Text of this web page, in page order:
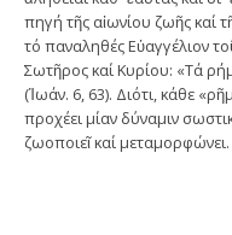
πηγή τῆς αἰωνίου ζωῆς καί
τό παναληθές Εὐαγγέλιον
Σωτῆρος καί Κυρίου: «Τά
(Ἰωάν. 6, 63). Διότι, κάθε
προχέει μίαν δύναμιν
ζωοποιεῖ καί μεταμορφώνει.